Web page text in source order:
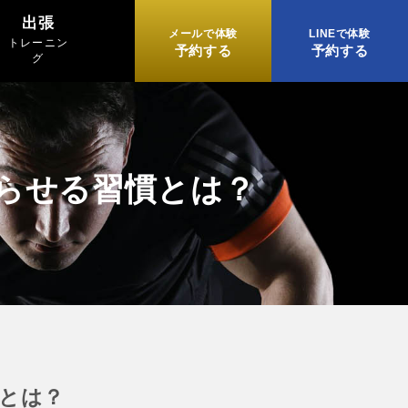
出張
トレーニン
グ
メールで体験
予約する
LINEで体験
予約する
せる習慣とは？
は？